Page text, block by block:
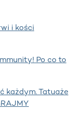
i kości
Po co to
każdym. Tatuaże